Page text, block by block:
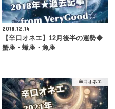
2018.12.14
【辛口オネエ】12月後半の運勢◆
蟹座・蠍座・魚座
辛口オネエ